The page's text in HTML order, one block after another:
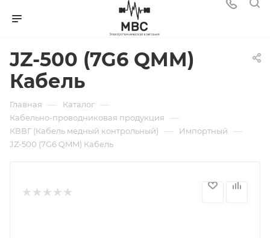
JZ-500 (7G6 QMM)
Кабель
Главная — Каталог —
Кабельно-проводниковая продукция —
КВВГ (Кабель медный контрольный) — Импортный —
JZ-500 (7G6 QMM) Кабель